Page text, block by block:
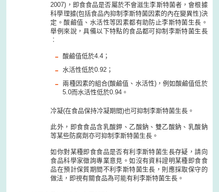
2007)，即食食品是否屬於不會滋生李斯特菌者，會根據
科學理據(包括食品內抑制李斯特菌因素的內在變異性)決
定。酸鹼值、水活性等因素都有助防止李斯特菌生長。
舉例來說，具備以下特點的食品都可抑制李斯特菌生長
︰
酸鹼值低於4.4；
水活性低於0.92；
兩種因素的組合(酸鹼值、水活性)，例如酸鹼值低於
5.0而水活性低於0.94。
冷凝(在食品保持冷凝期間)也可抑制李斯特菌生長。
此外，即食食品含乳酸鉀、乙酸鈉、雙乙酸鈉、乳酸鈉
等某些防腐劑亦可抑制李斯特菌生長。
如你對某種即食食品是否有利李斯特菌生長存疑，請向
食品科學家徵詢專業意見。如沒有資料證明某種即食食
品在預計保質期間不利李斯特菌生長，則應採取保守的
做法，即視有關食品為可能有利李斯特菌生長。